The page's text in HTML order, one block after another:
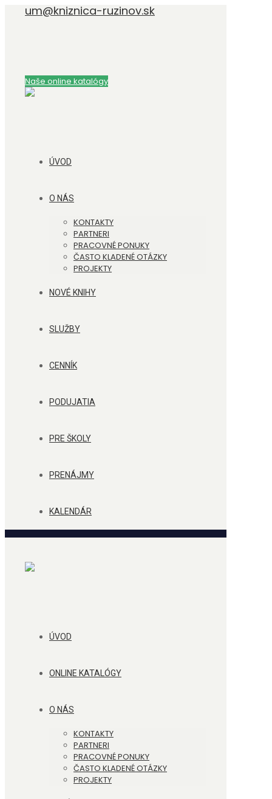
um@kniznica-ruzinov.sk
Naše online katalógy
ÚVOD
O NÁS
KONTAKTY
PARTNERI
PRACOVNÉ PONUKY
ČASTO KLADENÉ OTÁZKY
PROJEKTY
NOVÉ KNIHY
SLUŽBY
CENNÍK
PODUJATIA
PRE ŠKOLY
PRENÁJMY
KALENDÁR
ÚVOD
ONLINE KATALÓGY
O NÁS
KONTAKTY
PARTNERI
PRACOVNÉ PONUKY
ČASTO KLADENÉ OTÁZKY
PROJEKTY